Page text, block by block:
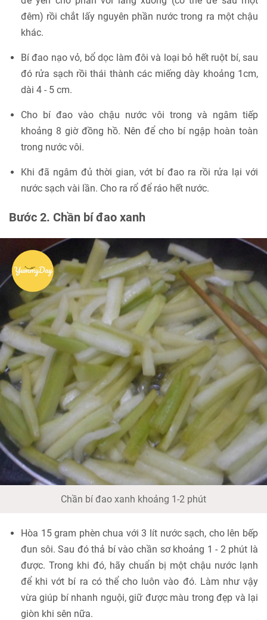
đêm) rồi chắt lấy nguyên phần nước trong ra một chậu
khác.
Bí đao nạo vỏ, bổ dọc làm đôi và loại bỏ hết ruột bí, sau
đó rửa sạch rồi thái thành các miếng dày khoảng 1cm,
dài 4 - 5 cm.
Cho bí đao vào chậu nước vôi trong và ngâm tiếp
khoảng 8 giờ đồng hồ. Nên để cho bí ngập hoàn toàn
trong nước vôi.
Khi đã ngâm đủ thời gian, vớt bí đao ra rồi rửa lại với
nước sạch vài lần. Cho ra rổ để ráo hết nước.
Bước 2. Chần bí đao xanh
Chần bí đao xanh khoảng 1-2 phút
Hòa 15 gram phèn chua với 3 lít nước sạch, cho lên bếp
đun sôi. Sau đó thả bí vào chần sơ khoảng 1 - 2 phút là
được. Trong khi đó, hãy chuẩn bị một chậu nước lạnh
để khi vớt bí ra có thể cho luôn vào đó. Làm như vậy
vừa giúp bí nhanh nguội, giữ được màu trong đẹp và lại
giòn khi sên nữa.